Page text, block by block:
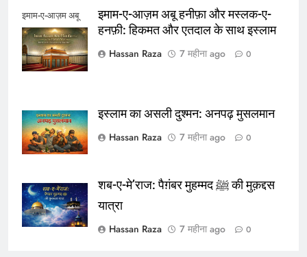
इमाम-ए-आज़म अबू
हनीफ़ा
इमाम-ए-आज़म अबू हनीफ़ा और मस्लक-ए-
हनफ़ी: हिकमत और एतदाल के साथ इस्लाम
Hassan Raza
7 महीना ago 0
इस्लाम का असली दुश्मन: अनपढ़ मुसलमान
Hassan Raza
7 महीना ago 0
शब-ए-मे’राज: पैग़ंबर मुहम्मद ﷺ की मुक़द्दस
यात्रा
Hassan Raza
7 महीना ago 0